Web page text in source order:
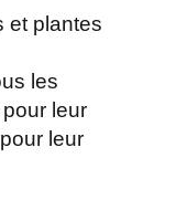
et plantes
les
leur
leur